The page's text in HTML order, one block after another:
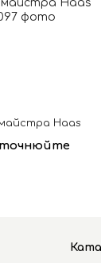
Haas